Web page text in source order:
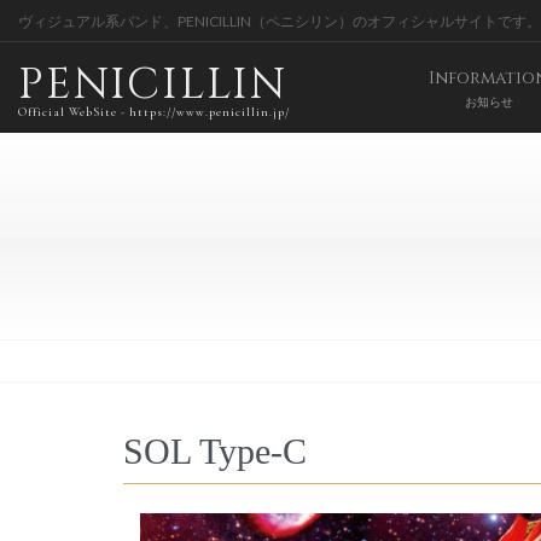
ヴィジュアル系バンド、PENICILLIN（ペニシリン）のオフィシャルサイトです。
PENICILLIN
Official WebSite - https://www.penicillin.jp/
お知らせ
SOL Type-C